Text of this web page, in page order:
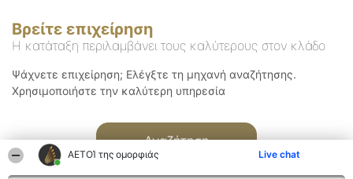
ΑΕΤΟΊ της ομορφιάς Live chat
Βρείτε επιχείρηση
Η κατάταξη περιλαμβάνει τους καλύτερους στον κλάδο
Ψάχνετε επιχείρηση; Ελέγξτε τη μηχανή αναζήτησης.
Χρησιμοποιήστε την καλύτερη υπηρεσία
Αναζήτηση